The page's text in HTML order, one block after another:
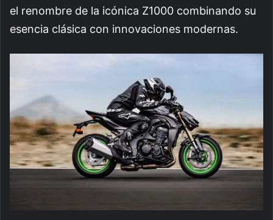
el renombre de la icónica Z1000 combinando su
esencia clásica con innovaciones modernas.